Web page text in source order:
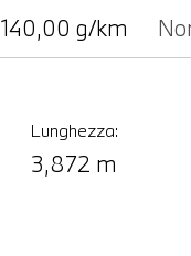
140,00 g/km
Lunghezza:
3,872 m